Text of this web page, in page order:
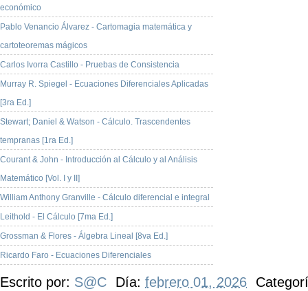
económico
Pablo Venancio Álvarez - Cartomagia matemática y
cartoteoremas mágicos
Carlos Ivorra Castillo - Pruebas de Consistencia
Murray R. Spiegel - Ecuaciones Diferenciales Aplicadas
[3ra Ed.]
Stewart; Daniel & Watson - Cálculo. Trascendentes
tempranas [1ra Ed.]
Courant & John - Introducción al Cálculo y al Análisis
Matemático [Vol. I y II]
William Anthony Granville - Cálculo diferencial e integral
Leithold - El Cálculo [7ma Ed.]
Grossman & Flores - Álgebra Lineal [8va Ed.]
Ricardo Faro - Ecuaciones Diferenciales
Escrito por: S@C Día: febrero 01, 2026